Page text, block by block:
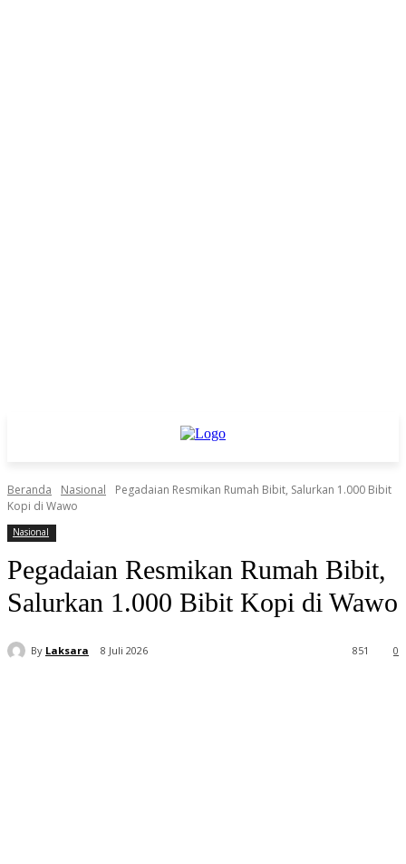
Beranda Nasional
Pegadaian Resmikan Rumah Bibit, Salurkan 1.000 Bibit
Kopi di Wawo
Nasional
Pegadaian Resmikan Rumah Bibit,
Salurkan 1.000 Bibit Kopi di Wawo
By Laksara 8 Juli 2026 0
851